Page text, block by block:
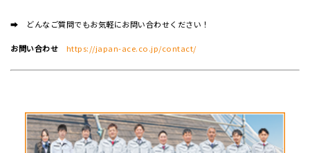
➡ どんなご質問でもお気軽にお問い合わせください！
お問い合わせ https://japan-ace.co.jp/contact/